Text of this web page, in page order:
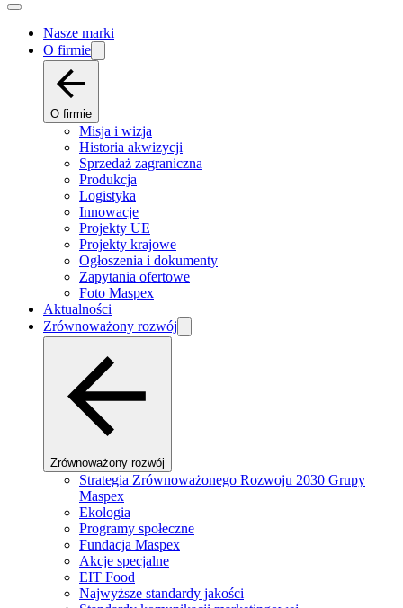
Nasze marki
O firmie
O firmie
Misja i wizja
Historia akwizycji
Sprzedaż zagraniczna
Produkcja
Logistyka
Innowacje
Projekty UE
Projekty krajowe
Ogłoszenia i dokumenty
Zapytania ofertowe
Foto Maspex
Aktualności
Zrównoważony rozwój
Zrównoważony rozwój
Strategia Zrównoważonego Rozwoju 2030 Grupy
Maspex
Ekologia
Programy społeczne
Fundacja Maspex
Akcje specjalne
EIT Food
Najwyższe standardy jakości